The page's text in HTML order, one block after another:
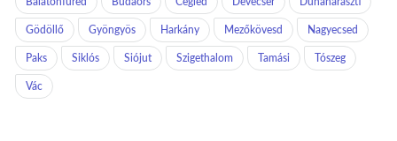
Gödöllő Gyöngyös Harkány Mezőkövesd Nagyecsed
Paks Siklós Siójut Szigethalom Tamási Tószeg
Vác